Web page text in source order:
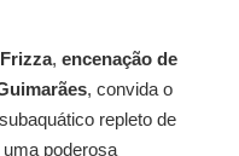
, encenação de
, convida o
repleto de
poderosa